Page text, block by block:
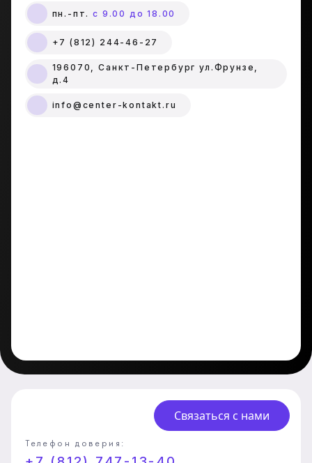
пн.-пт.с 9.00 до 18.00
+7 (812) 244-46-27
196070, Санкт-Петербург ул.Фрунзе,
д.4
info@center-kontakt.ru
Связаться с нами
Телефон доверия: